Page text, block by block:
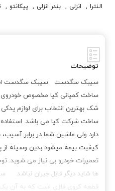
النترا , انزلی , بندر انزلی , پيکانتو ,
سیبک سگدست اپتيما 2010
سیبک سگدست چرخ جلو
سیبک سگدست سراتو 2010
کيا اپتيما , کيا اسپورتج , کيا پيکانتو
کيا سرويس 1 , کيا سرويس وان ,
کيا موهاوي , گیلان , لاهیجان ,
موهاوي 8 سيلندر
, موهاوي شش
هيوندا آزرا , هيوندا اکسنت , هيوندا
هيوندا جنسيس کوپه , هيوندا سوناتا
هيونداي توسان , هيونداي سانتافه ,
وراکروز , ورنا
توضیحات
ساخت کمپانی کیا مخصوص خودروی
شک بهترین انتخاب برای لوازم
ساخت شرکت کیا می باشد. استفاده
دارد ولی ماشین شما در برابر
کیفیت بیمه میشود بدین وسیله از
تعمیرات خودرو بی نیاز می شوید.
ها شاید دیگر قابل جبران
قطعه کروی فلزی است که به آن